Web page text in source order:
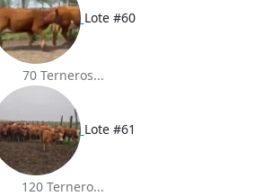
Lote #60
70 Terneros...
Lote #61
120 Ternero...